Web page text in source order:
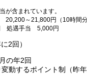
が含まれています。
～21,800円（10時間分
処遇手当 5,000円
2回）
の年2回
動するポイント制（昨年